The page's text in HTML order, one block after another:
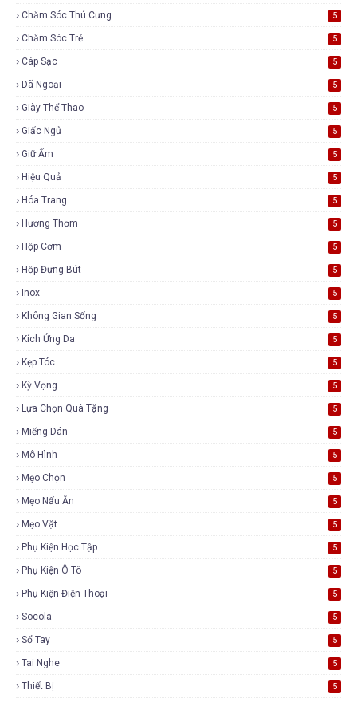
Chăm Sóc Thú Cưng 5
Chăm Sóc Trẻ 5
Cáp Sạc 5
Dã Ngoại 5
Giày Thể Thao 5
Giấc Ngủ 5
Giữ Ấm 5
Hiệu Quả 5
Hóa Trang 5
Hương Thơm 5
Hộp Cơm 5
Hộp Đựng Bút 5
Inox 5
Không Gian Sống 5
Kích Ứng Da 5
Kẹp Tóc 5
Kỳ Vọng 5
Lựa Chọn Quà Tặng 5
Miếng Dán 5
Mô Hình 5
Mẹo Chọn 5
Mẹo Nấu Ăn 5
Mẹo Vặt 5
Phụ Kiện Học Tập 5
Phụ Kiện Ô Tô 5
Phụ Kiện Điện Thoại 5
Socola 5
Sổ Tay 5
Tai Nghe 5
Thiết Bị 5